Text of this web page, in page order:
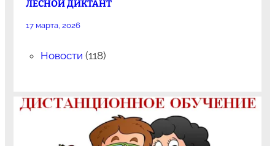
ЛЕСНОЙ ДИКТАНТ
17 марта, 2026
Новости (118)